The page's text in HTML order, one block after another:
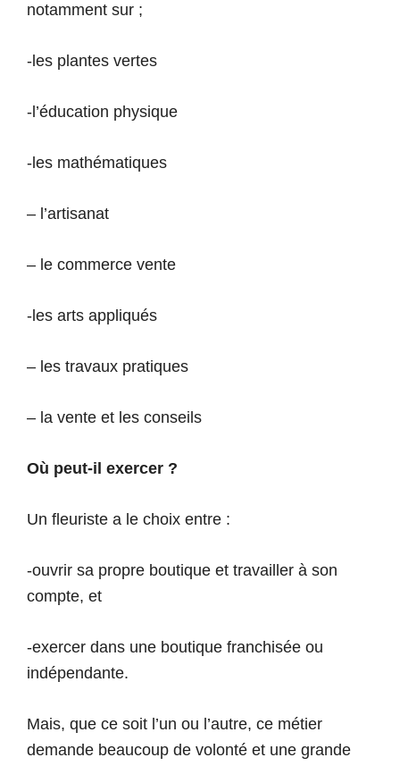
notamment sur ;
-les plantes vertes
-l’éducation physique
-les mathématiques
– l’artisanat
– le commerce vente
-les arts appliqués
– les travaux pratiques
– la vente et les conseils
Où peut-il exercer ?
Un fleuriste a le choix entre :
-ouvrir sa propre boutique et travailler à son
compte, et
-exercer dans une boutique franchisée ou
indépendante.
Mais, que ce soit l’un ou l’autre, ce métier
demande beaucoup de volonté et une grande